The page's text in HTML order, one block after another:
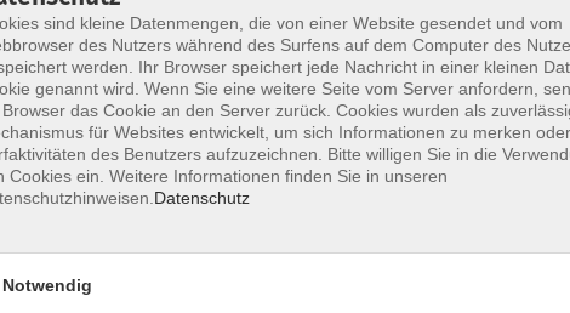
Singen nach Vereinbarung
nach Vereinbarung
sind kleine Datenmengen, die von einer Website gesendet und vom
des Nutzers während des Surfens auf dem Computer des
werden. Ihr Browser speichert jede Nachricht in einer kleinen
genannt wird. Wenn Sie eine weitere Seite vom Server anfordern,
das Cookie an den Server zurück. Cookies wurden als
für Websites entwickelt, um sich Informationen zu merken
des Benutzers aufzuzeichnen. Bitte willigen Sie in die
Cookies ein. Weitere Informationen finden Sie in unseren
Datenschutz
Notwendig